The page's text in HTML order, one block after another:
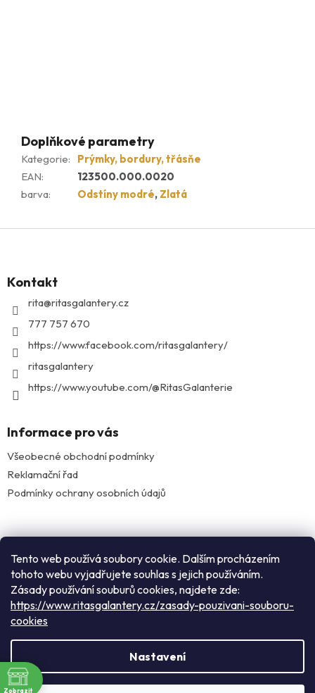
Tento web používá soubory cookie. Dalším procházením
tohoto webu vyjadřujete souhlas s jejich používáním.
Zásady používání souburů cookies, najdete zde:
https://www.ritasgalantery.cz/zasady-pouzivani-souboru-
cookies
Nastavení
Rádi Vás přivítáme v našem pražském obchodě: nacházíme se
Doplňkové parametry
Kategorie:
Prýmky, bordury, třásňe
EAN:
123500.000.0020
barva: Odstíny modré, Zlatá
aKontakt
rita@ritasgalantery.cz
777 757 670
https://www.facebook.com/ritasgalantery/
ritasgalantery
https://www.youtube.com/@RitasGalanterie
Informace pro vás
Všeobecné obchodní podmínky
Reklamační řad
Podmínky ochrany osobních údajů
Instagram
Vytvořil Shoptet
Copyright 2026Rita's galanterie. Všechna práva
Zobrazit